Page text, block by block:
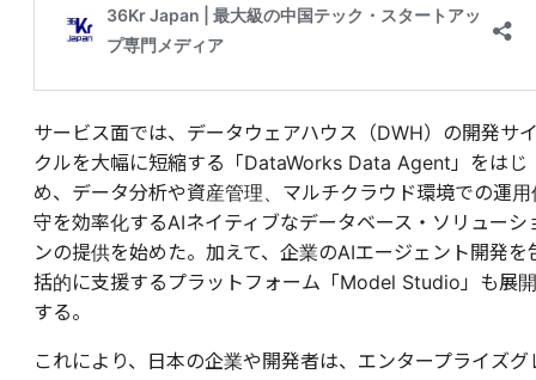
サービス面では、データウェアハウス（DWH）の開発サ
クルを大幅に短縮する「DataWorks Data Agent」をはじ
め、データ分析や資産管理、マルチクラウド環境での運用
守を効率化するAIネイティブなデータベース・ソリューシ
ンの提供を始めた。加えて、企業のAIエージェント開発を
括的に支援するプラットフォーム「Model Studio」も展開
する。
これにより、日本の企業や開発者は、エンタープライズグ